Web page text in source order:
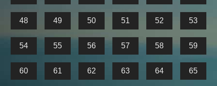
48 49 50 51 52 53
54 55 56 57 58 59
60 61 62 63 64 65